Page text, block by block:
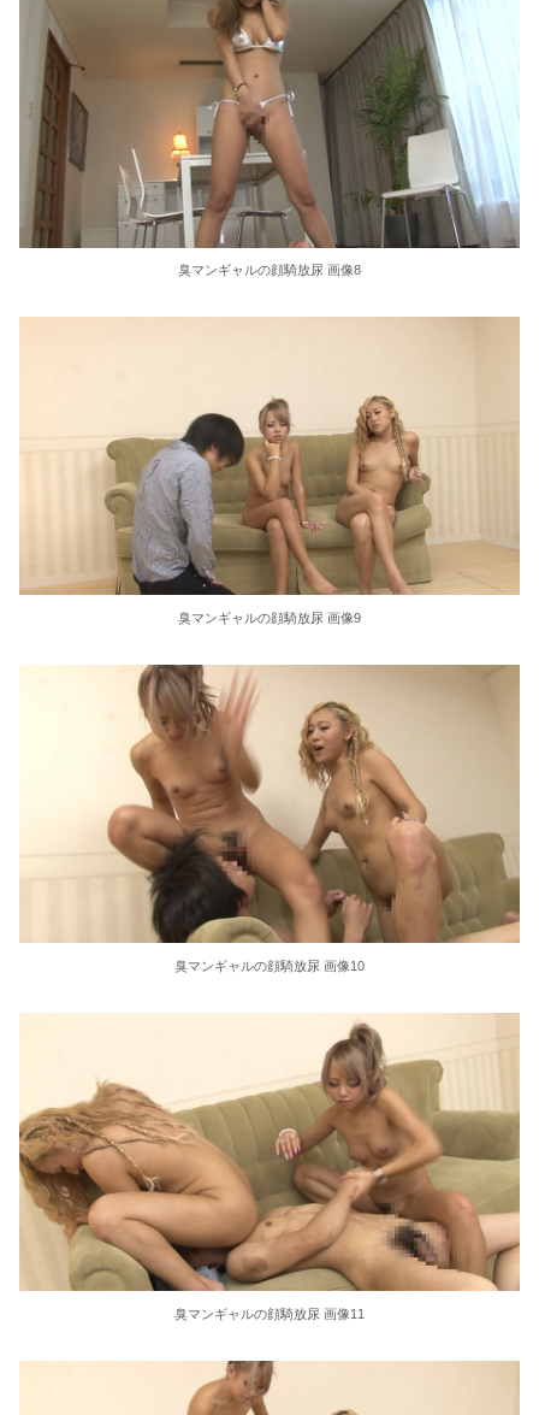
臭マンギャルの顔騎放尿 画像8
臭マンギャルの顔騎放尿 画像9
臭マンギャルの顔騎放尿 画像10
臭マンギャルの顔騎放尿 画像11